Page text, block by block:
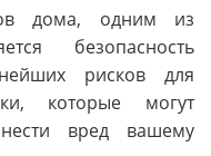
дома, одним из
безопасность
рисков для
которые могут
вред вашему